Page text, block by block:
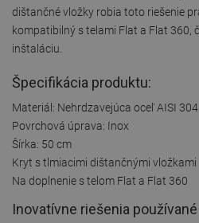
dištančné vložky robia toto riešenie
kompatibilný s telami Flat a Flat 360,
inštaláciu.
Špecifikácia produktu:
Materiál: Nehrdzavejúca oceľ AISI 304
Povrchová úprava: Inox
Šírka: 50 cm
Kryt s tlmiacimi dištančnými vložkami
Na doplnenie s telom Flat a Flat 360
Inovatívne riešenia